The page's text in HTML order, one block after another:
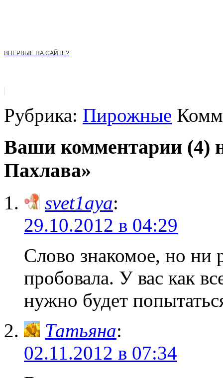
ВПЕРВЫЕ НА САЙТЕ?
Рубрика: Пирожные
Ваши комментарии (4)
Пахлава»
svet1aya:
29.10.2012 в 04:29
Слово знакомое, но ни
пробовала. У вас как
нужно будет
Татьяна:
02.11.2012 в 07:34